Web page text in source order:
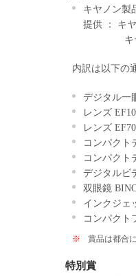
キヤノン製
提供 ： キ
キヤノ
内訳は以下の
デジタル一
レンズ
レンズ
コンパクト
コンパクト
デジタルビ
双眼鏡
インクジェ
コンパクト
※ 賞品は都合
特別賞